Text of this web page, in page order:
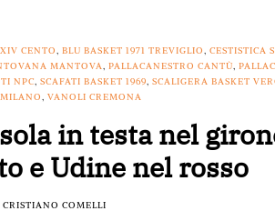
CENTO,BLU BASKET 1971 TREVIGLIO,CESTISTICA
MANTOVA,PALLACANESTRO CANTÙ,
NPC,SCAFATI BASKET 1969,SCALIGERA BASKET
,VANOLI CREMONA
in testa nel
e Udine nel rosso
CRISTIANO COMELLI